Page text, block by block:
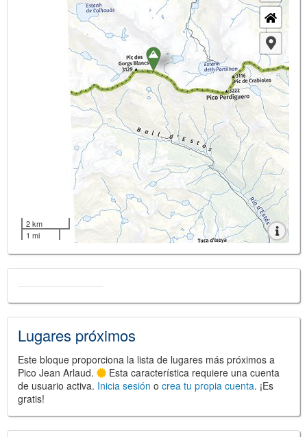
2 km
1 mi
Lugares próximos
Este bloque proporciona la lista de lugares más próximos a
Pico Jean Arlaud.
Esta característica requiere una cuenta
de usuario activa. Inicia sesión o crea tu propia cuenta. ¡Es
gratis!